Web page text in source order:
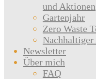
und Aktionen
Gartenjahr
Zero Waste
Newsletter
Über mich
FAQ